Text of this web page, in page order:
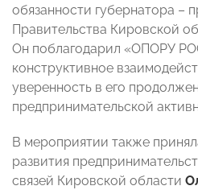
обязанности губернатора –
Правительства Кировской
Он поблагодарил «ОПОРУ
конструктивное
уверенность в его
предпринимательской
В мероприятии также
развития
связей Кировской области